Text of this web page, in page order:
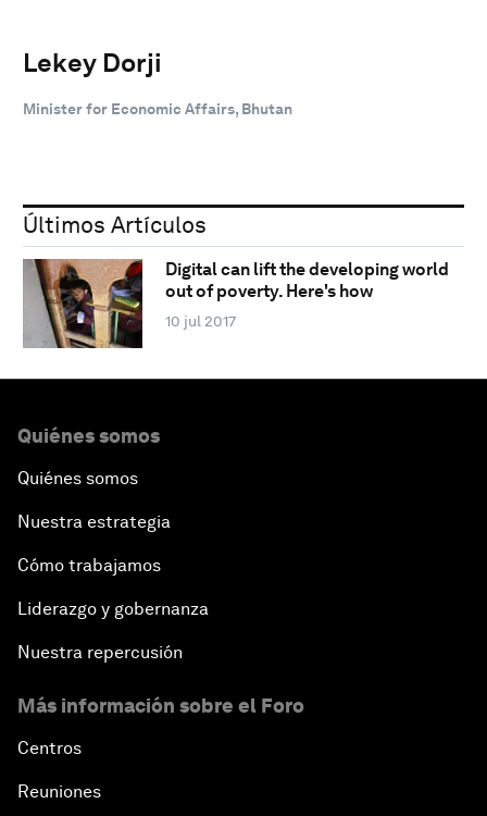
Lekey Dorji
Minister for Economic Affairs, Bhutan
Últimos Artículos
Digital can lift the developing world
out of poverty. Here's how
10 jul 2017
Quiénes somos
Quiénes somos
Nuestra estrategia
Cómo trabajamos
Liderazgo y gobernanza
Nuestra repercusión
Más información sobre el Foro
Centros
Reuniones